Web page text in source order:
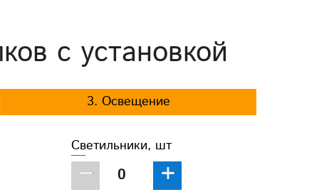
с установкой
3. Освещение
Светильники, шт
− +